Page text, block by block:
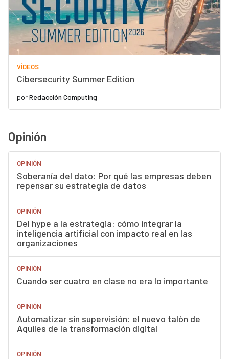
VÍDEOS
Cibersecurity Summer Edition
porRedacción Computing
Opinión
OPINIÓN
Soberanía del dato: Por qué las empresas deben
repensar su estrategia de datos
OPINIÓN
Del hype a la estrategia: cómo integrar la
inteligencia artificial con impacto real en las
organizaciones
OPINIÓN
Cuando ser cuatro en clase no era lo importante
OPINIÓN
Automatizar sin supervisión: el nuevo talón de
Aquiles de la transformación digital
OPINIÓN